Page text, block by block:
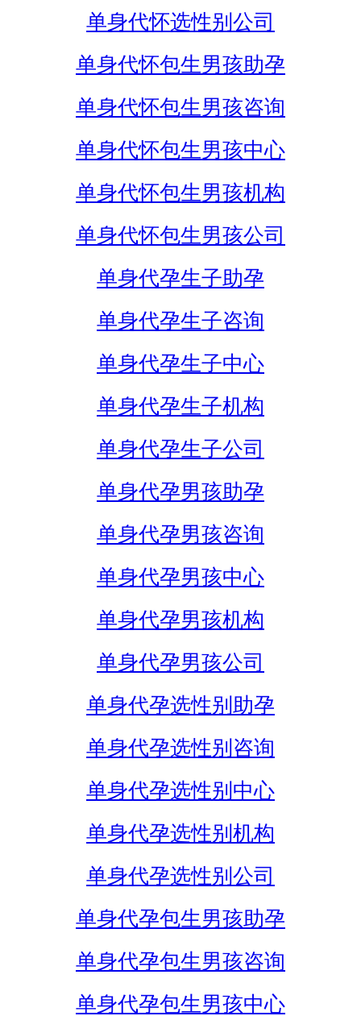
单身代怀选性别公司
单身代怀包生男孩助孕
单身代怀包生男孩咨询
单身代怀包生男孩中心
单身代怀包生男孩机构
单身代怀包生男孩公司
单身代孕生子助孕
单身代孕生子咨询
单身代孕生子中心
单身代孕生子机构
单身代孕生子公司
单身代孕男孩助孕
单身代孕男孩咨询
单身代孕男孩中心
单身代孕男孩机构
单身代孕男孩公司
单身代孕选性别助孕
单身代孕选性别咨询
单身代孕选性别中心
单身代孕选性别机构
单身代孕选性别公司
单身代孕包生男孩助孕
单身代孕包生男孩咨询
单身代孕包生男孩中心